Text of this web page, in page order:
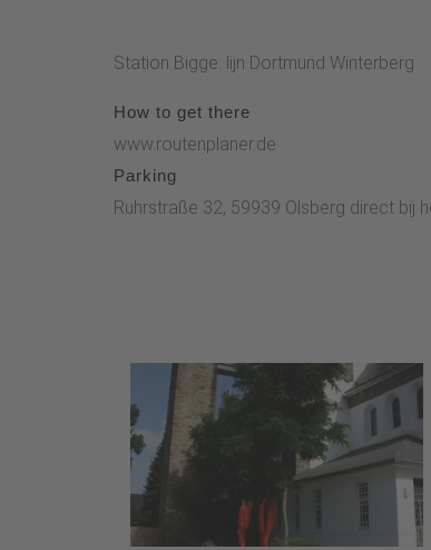
Station Bigge: lijn Dortmund Winterberg
How to get there
www.routenplaner.de
Parking
Ruhrstraße 32, 59939 Olsberg direct bij